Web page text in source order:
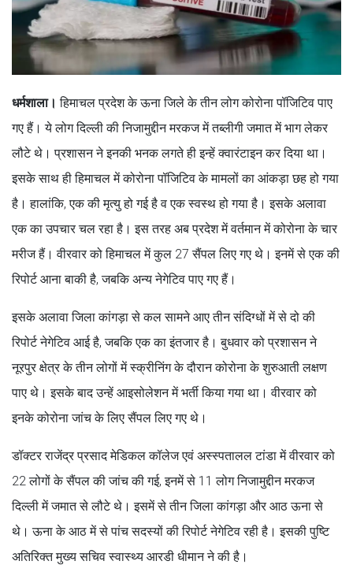
धर्मशाला। हिमाचल प्रदेश के ऊना जिले के तीन लोग कोरोना पॉजिटिव पाए
गए हैं। ये लोग दिल्ली की निजामुद्दीन मरकज में तब्लीगी जमात में भाग लेकर
लौटे थे। प्रशासन ने इनकी भनक लगते ही इन्हें क्वारंटाइन कर दिया था।
इसके साथ ही हिमाचल में कोरोना पॉजिटिव के मामलों का आंकड़ा छह हो गया
है। हालांकि, एक की मृत्यु हो गई है व एक स्वस्थ हो गया है। इसके अलावा
एक का उपचार चल रहा है। इस तरह अब प्रदेश में वर्तमान में कोरोना के चार
मरीज हैं। वीरवार को हिमाचल में कुल 27 सैंपल लिए गए थे। इनमें से एक की
रिपोर्ट आना बाकी है, जबकि अन्य नेगेटिव पाए गए हैं।
इसके अलावा जिला कांगड़ा से कल सामने आए तीन संदिग्धों में से दो की
रिपोर्ट नेगेटिव आई है, जबकि एक का इंतजार है। बुधवार को प्रशासन ने
नूरपुर क्षेत्र के तीन लोगों में स्क्रीनिंग के दौरान कोरोना के शुरुआती लक्षण
पाए थे। इसके बाद उन्हें आइसोलेशन में भर्ती किया गया था। वीरवार को
इनके कोरोना जांच के लिए सैंपल लिए गए थे।
डॉक्टर राजेंद्र प्रसाद मेडिकल कॉलेज एवं अस्स्पतालल टांडा में वीरवार को
22 लोगों के सैंपल की जांच की गई, इनमें से 11 लोग निजामुद्दीन मरकज
दिल्ली में जमात से लौटे थे। इसमें से तीन जिला कांगड़ा और आठ ऊना से
थे। ऊना के आठ में से पांच सदस्यों की रिपोर्ट नेगेटिव रही है। इसकी पुष्टि
अतिरिक्त मुख्य सचिव स्वास्थ्य आरडी धीमान ने की है।